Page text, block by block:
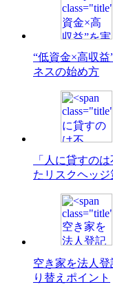
“低資金×高収
ネスの始め方
「人に貸すの
たリスクヘッジ
空き家を法人
り替えポイント